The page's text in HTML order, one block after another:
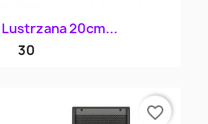
Lustrzana 20cm...
30
favorite_border